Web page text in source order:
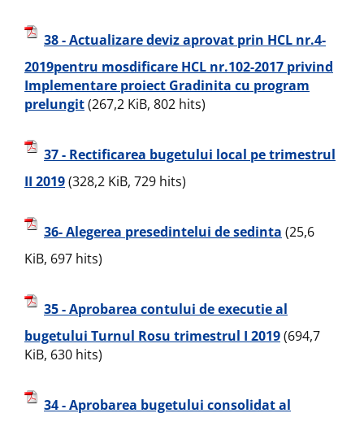
38 - Actualizare deviz aprovat prin HCL nr.4-
2019pentru mosdificare HCL nr.102-2017 privind
Implementare proiect Gradinita cu program
prelungit(267,2 KiB, 802 hits)
37 - Rectificarea bugetului local pe trimestrul
II 2019(328,2 KiB, 729 hits)
36- Alegerea presedintelui de sedinta (25,6
KiB, 697 hits)
35 - Aprobarea contului de executie al
bugetului Turnul Rosu trimestrul I 2019(694,7
KiB, 630 hits)
34 - Aprobarea bugetului consolidat al